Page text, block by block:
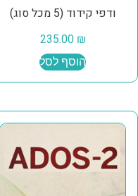
ודפי קידוד (5 מכל סוג)
235.00 ₪
הוסף לסל